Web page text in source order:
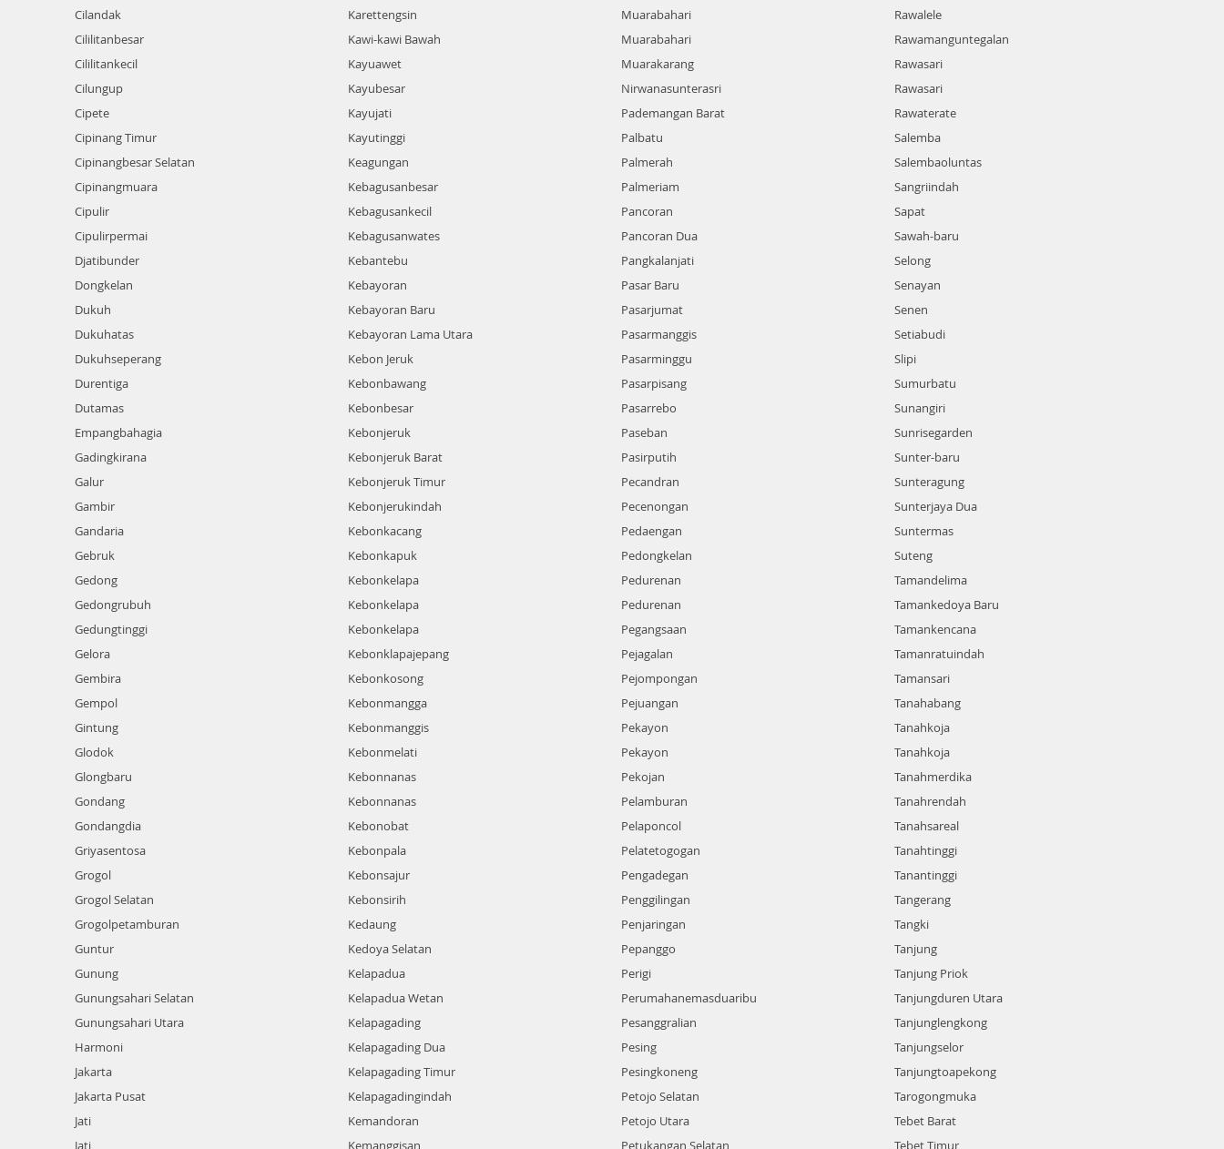
Cilandak
Cililitanbesar
Cililitankecil
Cilungup
Cipete
Cipinang Timur
Cipinangbesar Selatan
Cipinangmuara
Cipulir
Cipulirpermai
Djatibunder
Dongkelan
Dukuh
Dukuhatas
Dukuhseperang
Durentiga
Dutamas
Empangbahagia
Gadingkirana
Galur
Gambir
Gandaria
Gebruk
Gedong
Gedongrubuh
Gedungtinggi
Gelora
Gembira
Gempol
Gintung
Glodok
Glongbaru
Gondang
Gondangdia
Griyasentosa
Grogol
Grogol Selatan
Grogolpetamburan
Guntur
Gunung
Gunungsahari Selatan
Gunungsahari Utara
Harmoni
Jakarta
Jakarta Pusat
Jati
Jati
Karettengsin
Kawi-kawi Bawah
Kayuawet
Kayubesar
Kayujati
Kayutinggi
Keagungan
Kebagusanbesar
Kebagusankecil
Kebagusanwates
Kebantebu
Kebayoran
Kebayoran Baru
Kebayoran Lama Utara
Kebon Jeruk
Kebonbawang
Kebonbesar
Kebonjeruk
Kebonjeruk Barat
Kebonjeruk Timur
Kebonjerukindah
Kebonkacang
Kebonkapuk
Kebonkelapa
Kebonkelapa
Kebonkelapa
Kebonklapajepang
Kebonkosong
Kebonmangga
Kebonmanggis
Kebonmelati
Kebonnanas
Kebonnanas
Kebonobat
Kebonpala
Kebonsajur
Kebonsirih
Kedaung
Kedoya Selatan
Kelapadua
Kelapadua Wetan
Kelapagading
Kelapagading Dua
Kelapagading Timur
Kelapagadingindah
Kemandoran
Kemanggisan
Muarabahari
Muarabahari
Muarakarang
Nirwanasunterasri
Pademangan Barat
Palbatu
Palmerah
Palmeriam
Pancoran
Pancoran Dua
Pangkalanjati
Pasar Baru
Pasarjumat
Pasarmanggis
Pasarminggu
Pasarpisang
Pasarrebo
Paseban
Pasirputih
Pecandran
Pecenongan
Pedaengan
Pedongkelan
Pedurenan
Pedurenan
Pegangsaan
Pejagalan
Pejompongan
Pejuangan
Pekayon
Pekayon
Pekojan
Pelamburan
Pelaponcol
Pelatetogogan
Pengadegan
Penggilingan
Penjaringan
Pepanggo
Perigi
Perumahanemasduaribu
Pesanggralian
Pesing
Pesingkoneng
Petojo Selatan
Petojo Utara
Petukangan Selatan
Rawalele
Rawamanguntegalan
Rawasari
Rawasari
Rawaterate
Salemba
Salembaoluntas
Sangriindah
Sapat
Sawah-baru
Selong
Senayan
Senen
Setiabudi
Slipi
Sumurbatu
Sunangiri
Sunrisegarden
Sunter-baru
Sunteragung
Sunterjaya Dua
Suntermas
Suteng
Tamandelima
Tamankedoya Baru
Tamankencana
Tamanratuindah
Tamansari
Tanahabang
Tanahkoja
Tanahkoja
Tanahmerdika
Tanahrendah
Tanahsareal
Tanahtinggi
Tanantinggi
Tangerang
Tangki
Tanjung
Tanjung Priok
Tanjungduren Utara
Tanjunglengkong
Tanjungselor
Tanjungtoapekong
Tarogongmuka
Tebet Barat
Tebet Timur